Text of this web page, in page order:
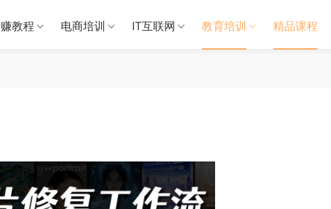
教程 电商培训 IT互联网 教育培训 精品课程